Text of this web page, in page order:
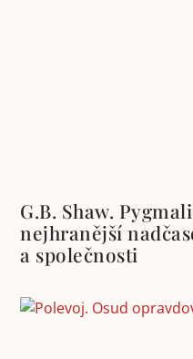
G.B. Shaw.
nejhranější
a společnosti